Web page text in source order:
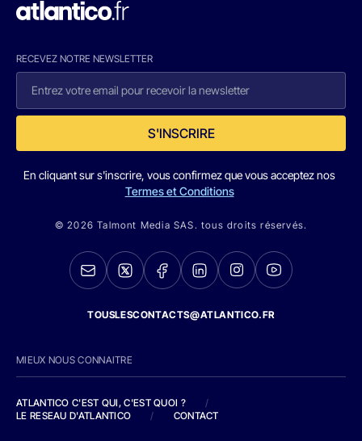
RECEVEZ NOTRE NEWSLETTER
S'INSCRIRE
En cliquant sur s'inscrire, vous confirmez que vous acceptez nos
Termes et Conditions
© 2026 Talmont Media SAS. tous droits réservés.
TOUSLESCONTACTS@ATLANTICO.FR
MIEUX NOUS CONNAITRE
ATLANTICO C'EST QUI, C'EST QUOI ?
/
LE RESEAU D'ATLANTICO
/ CONTACT